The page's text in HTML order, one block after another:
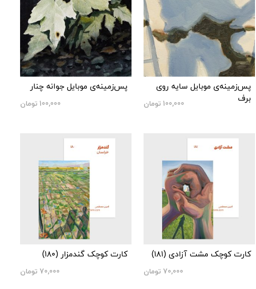
پس‌زمینه‌ی موبایل سایه روی
برف
100,000 تومان
پس‌زمینه‌ی موبایل جوانه‌ چنار
100,000 تومان
کارت کوچک مشت آزادی (۱۸۱)
70,000 تومان
کارت کوچک گندمزار (۱۸۰)
70,000 تومان